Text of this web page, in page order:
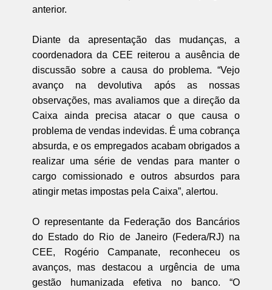
anterior.
Diante da apresentação das mudanças, a
coordenadora da CEE reiterou a ausência de
discussão sobre a causa do problema. “Vejo
avanço na devolutiva após as nossas
observações, mas avaliamos que a direção da
Caixa ainda precisa atacar o que causa o
problema de vendas indevidas. É uma cobrança
absurda, e os empregados acabam obrigados a
realizar uma série de vendas para manter o
cargo comissionado e outros absurdos para
atingir metas impostas pela Caixa”, alertou.
O representante da Federação dos Bancários
do Estado do Rio de Janeiro (Federa/RJ) na
CEE, Rogério Campanate, reconheceu os
avanços, mas destacou a urgência de uma
gestão humanizada efetiva no banco. “O